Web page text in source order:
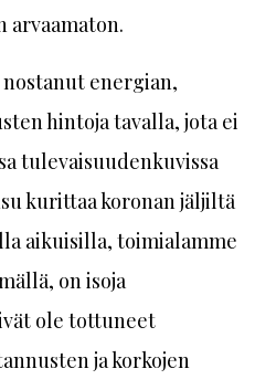
arvaamaton.
nostanut energian,
hintoja tavalla, jota ei
tulevaisuudenkuvissa
kurittaa koronan jäljiltä
aikuisilla, toimialamme
on isoja
ole tottuneet
ja korkojen